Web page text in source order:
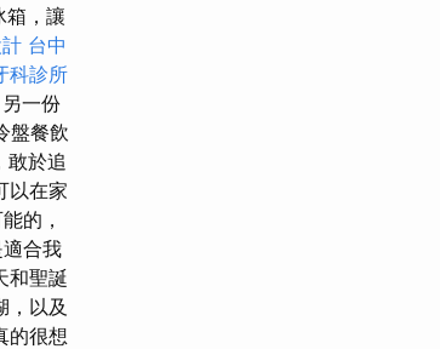
箱，讓
台中
科診所
一份
盤餐飲
敢於追
以在家
的，
合我
和聖誕
以及
的很想